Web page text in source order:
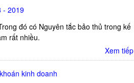
- 2019
đó có Nguyên tắc bảo thủ trong kế
rất nhiều.
Xem tiếp
kinh doanh